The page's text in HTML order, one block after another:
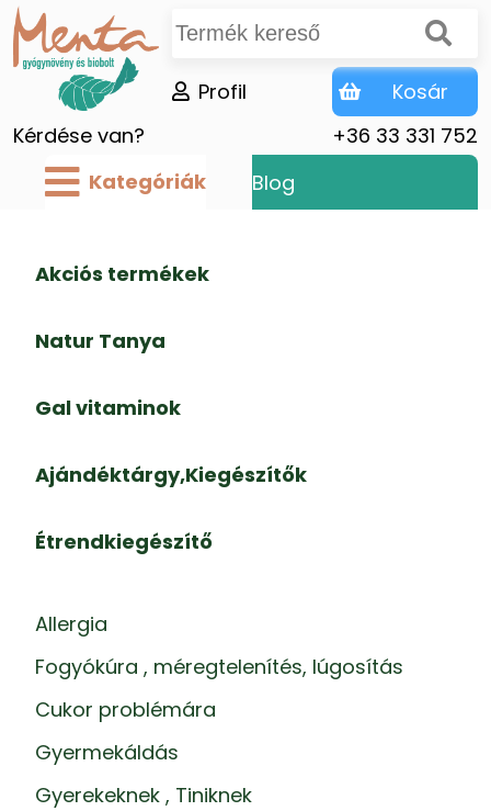
Kérdése van? +36 33 331 752
Profil Kosár
Kategóriák Blog
Akciós termékek
Natur Tanya
Gal vitaminok
Ajándéktárgy,Kiegészítők
Étrendkiegészítő
Allergia
Fogyókúra , méregtelenítés, lúgosítás
Cukor problémára
Gyermekáldás
Gyerekeknek , Tiniknek